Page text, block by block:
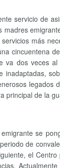
servicio de
madres
más
cincuentena
va dos veces
inadaptadas,
legados
principal de la
se
de
el